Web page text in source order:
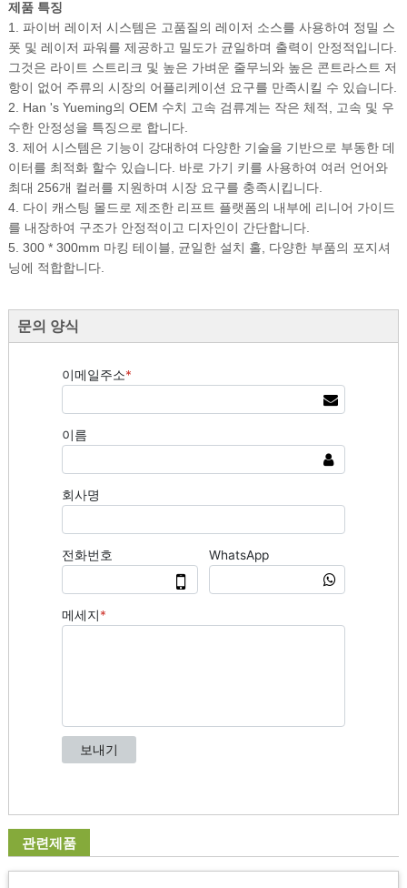
제품 특징
1. 파이버 레이저 시스템은 고품질의 레이저 소스를 사용하여 정밀 스
폿 및 레이저 파워를 제공하고 밀도가 균일하며 출력이 안정적입니다.
그것은 라이트 스트리크 및 높은 가벼운 줄무늬와 높은 콘트라스트 저
항이 없어 주류의 시장의 어플리케이션 요구를 만족시킬 수 있습니다.
2. Han 's Yueming의 OEM 수치 고속 검류계는 작은 체적, 고속 및 우
수한 안정성을 특징으로 합니다.
3. 제어 시스템은 기능이 강대하여 다양한 기술을 기반으로 부동한 데
이터를 최적화 할수 있습니다. 바로 가기 키를 사용하여 여러 언어와
최대 256개 컬러를 지원하며 시장 요구를 충족시킵니다.
4. 다이 캐스팅 몰드로 제조한 리프트 플랫폼의 내부에 리니어 가이드
를 내장하여 구조가 안정적이고 디자인이 간단합니다.
5. 300 * 300mm 마킹 테이블, 균일한 설치 홀, 다양한 부품의 포지셔
닝에 적합합니다.
문의 양식
관련제품